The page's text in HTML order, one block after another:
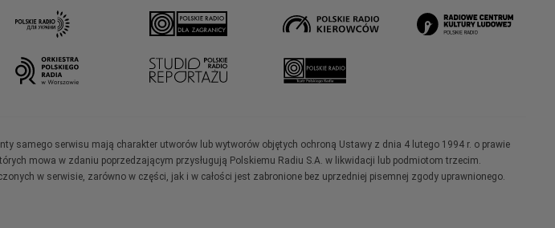
samego serwisu mają charakter utworów lub wytworów objętych ochroną Ustawy z dnia 4 lutego 1994 r. o prawie
mowa w zdaniu poprzedzającym przysługują Polskiemu Radiu S.A. w likwidacji lub podmiotom trzecim.
w serwisie, zarówno w części, jak i w całości jest zabronione bez uprzedniej pisemnej zgody uprawnionego.